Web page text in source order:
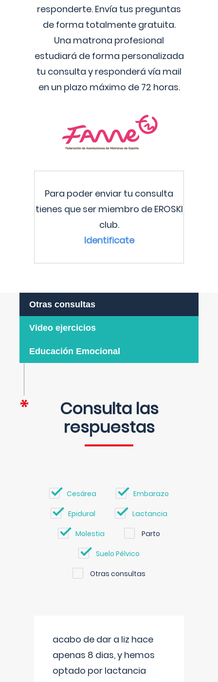
responderte. Envía tus preguntas
de forma totalmente gratuita.
Una matrona profesional
estudiará de forma personalizada
tu consulta y responderá vía mail
en un plazo máximo de 72 horas.
Para poder enviar tu consulta
tienes que ser miembro de EROSKI
club.
Identificate
Otras consultas
Video ejercicios
Educación Emocional
Consulta las
respuestas
Cesárea Embarazo
Epidural Lactancia
Molestia Parto
Suelo Pélvico
Otras consultas
acabo de dar a liz hace
apenas 8 dias, y hemos
optado por lactancia